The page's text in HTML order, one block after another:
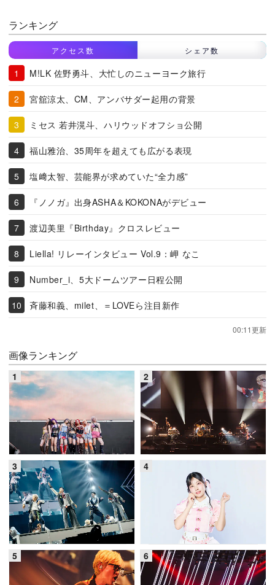
ランキング
アクセス数 シェア数
M!LK 佐野勇斗、大忙しのニューヨーク旅行
宮舘涼太、CM、アンバサダー起用の背景
ミセス 若井滉斗、ハリウッドオフショ公開
福山雅治、35周年を超えても広がる表現
塩﨑太智、芸能界が求めていた“全力感”
『ノノガ』出身ASHA＆KOKONAがデビュー
渡辺美里『Birthday』クロスレビュー
Liella! リレーインタビュー Vol.9：岬 なこ
Number_i、5大ドームツアー日程公開
斉藤和義、milet、＝LOVEら注目新作
00:11更新
画像ランキング